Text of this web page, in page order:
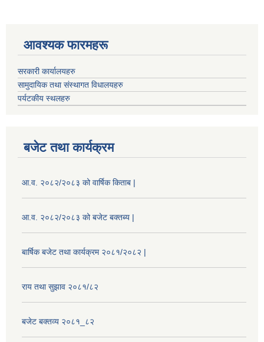
आवश्यक फारमहरू
सरकारी कार्यालयहरु
सामुदायिक तथा संस्थागत विधालयहरु
पर्यटकीय स्थलहरु
बजेट तथा कार्यक्रम
आ.व. २०८२/२०८३ को वार्षिक किताब |
आ.व. २०८२/२०८३ को बजेट बक्तब्य |
बार्षिक बजेट तथा कार्यक्रम २०८१/२०८२ |
राय तथा सुझाव २०८१/८२
बजेट बक्तव्य २०८१_८२